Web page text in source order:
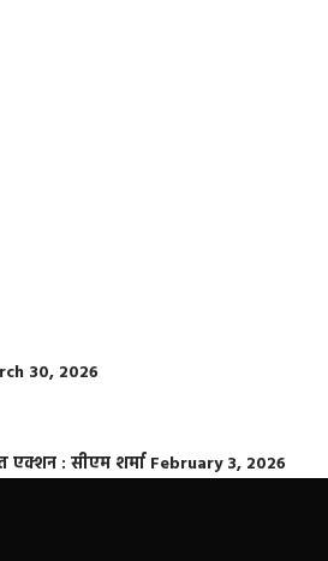
30, 2026
एक्शन : सीएम शर्मा February 3, 2026